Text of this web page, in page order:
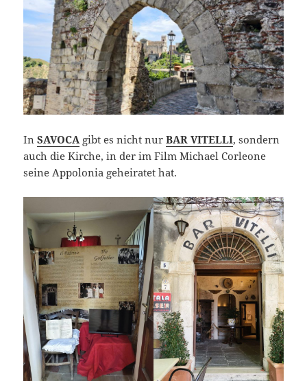
InSAVOCA gibt es nicht nurBAR VITELLI, sondern
auch die Kirche, in der im Film Michael Corleone
seine Appolonia geheiratet hat.